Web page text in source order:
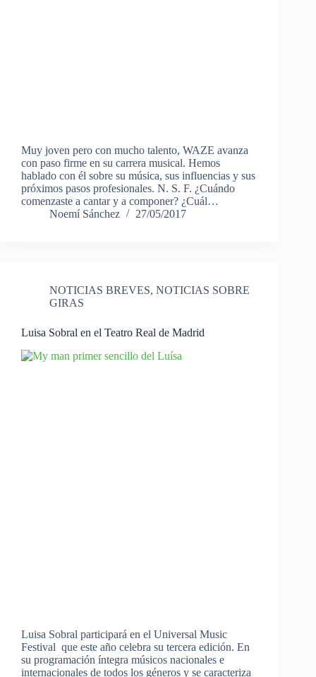
Muy joven pero con mucho talento, WAZE avanza
con paso firme en su carrera musical. Hemos
hablado con él sobre su música, sus influencias y sus
próximos pasos profesionales. N. S. F. ¿Cuándo
comenzaste a cantar y a componer? ¿Cuál…
Noemí Sánchez
27/05/2017
NOTICIAS BREVES, NOTICIAS SOBRE
GIRAS
Luisa Sobral en el Teatro Real de Madrid
Luisa Sobral participará en el Universal Music
Festival que este año celebra su tercera edición. En
su programación íntegra músicos nacionales e
internacionales de todos los géneros y se caracteriza